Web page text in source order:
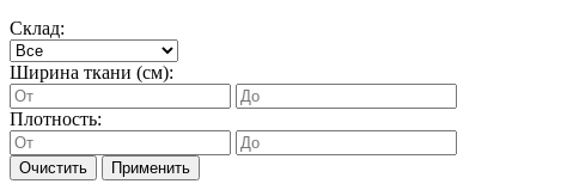
Склад:
Ширина ткани (см):
Плотность:
Очистить Применить